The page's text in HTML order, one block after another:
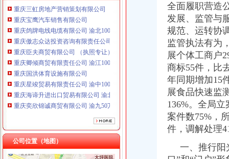
重庆宝鹰汽车销售有限公司
重庆鸽牌电线电缆有限公司 渝北10010万 (进出口权)
重庆傲志众达投资咨询有限责任公司 渝九1000万 （增资）
重庆臣夫商贸有限公司 （执照专让）
重庆卿倾商贸有限责任公司 渝江100万 （工商注册）
重庆国洪体育设施有限公司
重庆星竣贸易有限责任公司 渝中100万 （进出口权）
重庆海谛升进出口贸易有限公司 渝北100万 （进出口权）
重庆奕欣锦诚商贸有限公司 渝九50万 （工商注册）
重庆信同广告有限公司 渝沙50万 （工商注册）
公司位置（地图）
全面履职营造
发展、监管与
规范、运转协
监管执法有为
展个体工商户
商标55件，比
年同期增加15
展食品快速监
136%。全局
案件数75%，
件，调解处理
一、推行阳